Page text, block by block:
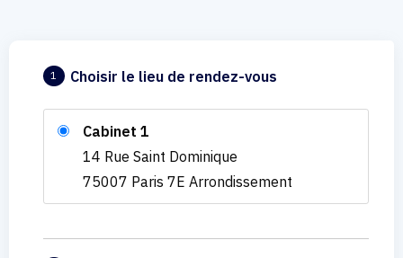
1 Choisir le lieu de rendez-vous
Cabinet 1
14 Rue Saint Dominique
75007 Paris 7E Arrondissement